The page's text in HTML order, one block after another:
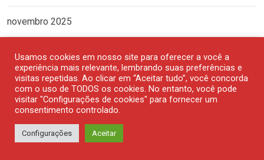
novembro 2025
outubro 2025
setembro 2025
agosto 2025
julho 2025
Usamos cookies em nosso site para oferecer a você a
experiência mais relevante, lembrando suas preferências e
visitas repetidas. Ao clicar em “Aceitar tudo”, você concorda
com o uso de TODOS os cookies. No entanto, você pode
visitar "Configurações de cookies" para fornecer um
consentimento controlado.
Configurações Aceitar